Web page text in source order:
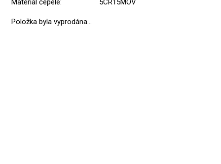
Materiál čepele: 5CR15MOV
Položka byla vyprodána…